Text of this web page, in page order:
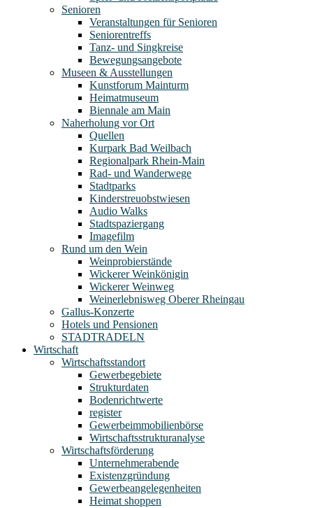
Senioren
Veranstaltungen für Senioren
Seniorentreffs
Tanz- und Singkreise
Bewegungsangebote
Museen & Ausstellungen
Kunstforum Mainturm
Heimatmuseum
Biennale am Main
Naherholung vor Ort
Quellen
Kurpark Bad Weilbach
Regionalpark Rhein-Main
Rad- und Wanderwege
Stadtparks
Kinderstreuobstwiesen
Audio Walks
Stadtspaziergang
Imagefilm
Rund um den Wein
Weinprobierstände
Wickerer Weinkönigin
Wickerer Weinweg
Weinerlebnisweg Oberer Rheingau
Gallus-Konzerte
Hotels und Pensionen
STADTRADELN
Wirtschaft
Wirtschaftsstandort
Gewerbegebiete
Strukturdaten
Bodenrichtwerte
register
Gewerbeimmobilienbörse
Wirtschaftsstrukturanalyse
Wirtschaftsförderung
Unternehmerabende
Existenzgründung
Gewerbeangelegenheiten
Heimat shoppen